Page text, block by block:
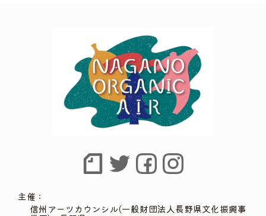
主催：
信州アーツカウンシル(一般財団法人長野県文化振興事